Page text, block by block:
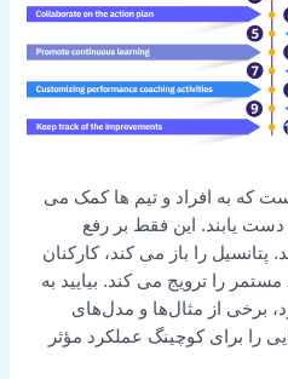
که به افراد و تیم ها کمک می
دست یابند. این فقط بر رفع
را باز می کند، کارکنان
را ترویج می کند. بیایید به
برخی از مثال‌ها و مدل‌های
را برای کوچینگ عملکرد مؤثر